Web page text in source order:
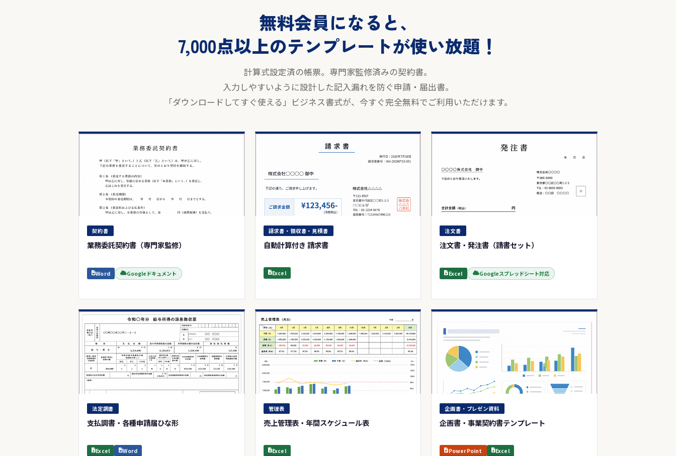
無料会員になると、
7,000点以上のテンプレートが使い放題！
計算式設定済の帳票。専門家監修済みの契約書。
入力しやすいように設計した記入漏れを防ぐ申請・届出書。
「ダウンロードしてすぐ使える」ビジネス書式が、今すぐ完全無料でご利用いただけます。
契約書
業務委託契約書（専門家監修）
Word Googleドキュメント
請求書・領収書・見積書
自動計算付き 請求書
Excel
注文書
注文書・発注書（請書セット）
Excel Googleスプレッドシート対応
法定調書
支払調書・各種申請届ひな形
Excel Word
管理表
売上管理表・年間スケジュール表
Excel
企画書・プレゼン資料
企画書・事業契約書テンプレート
PowerPoint Excel